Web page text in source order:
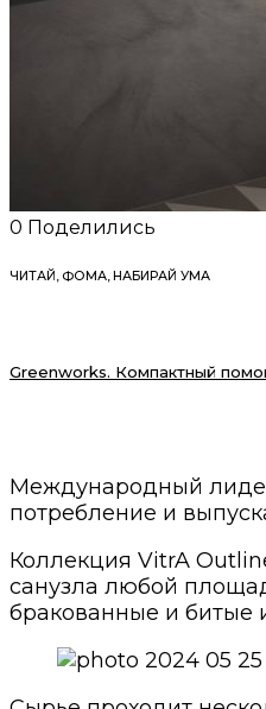
0 Поделились
ЧИТАЙ, ФОМА, НАБИРАЙ УМА
Greenworks. Компактный
Международный
потребление и
Коллекция VitrA
санузла любой
бракованные и битые